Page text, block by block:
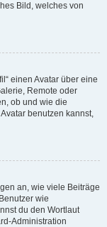
Bild, welches von
einen Avatar über eine
Remote oder
ob und wie die
benutzen kannst,
an, wie viele Beiträge
wie
du den Wortlaut
Administration